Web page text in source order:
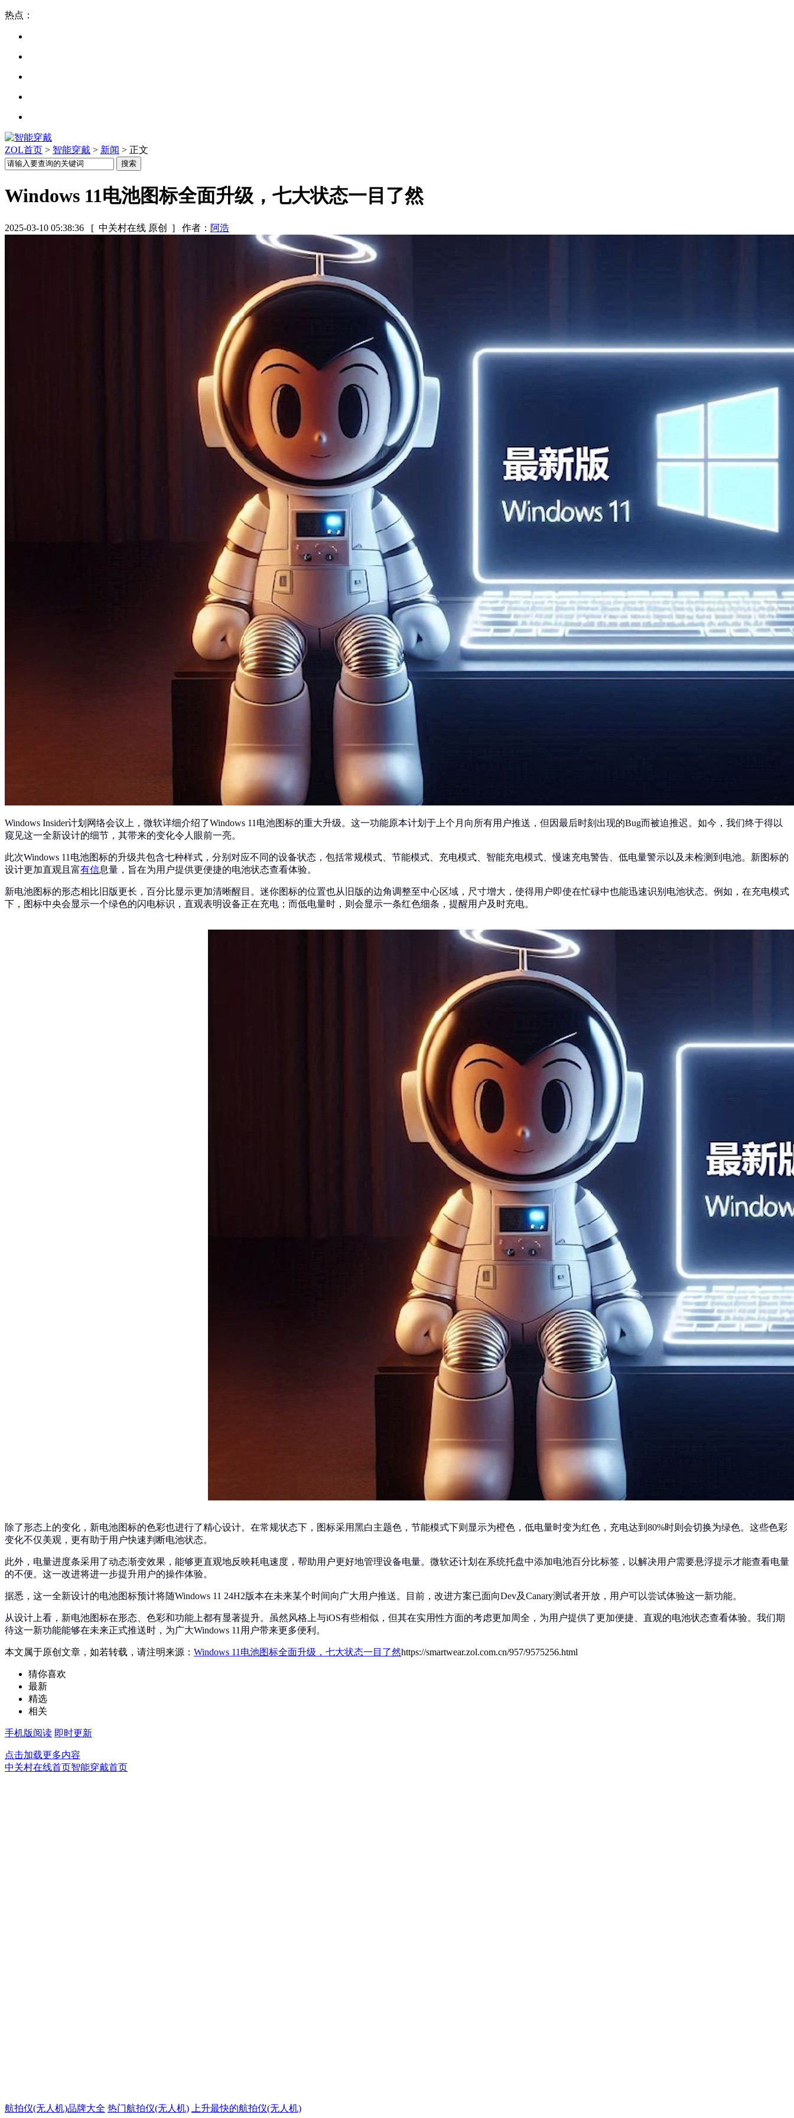
热点：
ZOL首页 > 智能穿戴 > 新闻 > 正文
Windows 11电池图标全面升级，七大状态一目了然
2025-03-10 05:38:36 [ 中关村在线 原创 ] 作者： 阿浩
Windows Insider计划网络会议上，微软详细介绍了Windows 11电池图标的重大升级。这一功能原本计划于上个月向所有用户推送，但因最后时刻出现的Bug而被迫推迟。如今，我们终于得以
窥见这一全新设计的细节，其带来的变化令人眼前一亮。
此次Windows 11电池图标的升级共包含七种样式，分别对应不同的设备状态，包括常规模式、节能模式、充电模式、智能充电模式、慢速充电警告、低电量警示以及未检测到电池。新图标的
设计更加直观且富有信息量，旨在为用户提供更便捷的电池状态查看体验。
新电池图标的形态相比旧版更长，百分比显示更加清晰醒目。迷你图标的位置也从旧版的边角调整至中心区域，尺寸增大，使得用户即使在忙碌中也能迅速识别电池状态。例如，在充电模式
下，图标中央会显示一个绿色的闪电标识，直观表明设备正在充电；而低电量时，则会显示一条红色细条，提醒用户及时充电。
除了形态上的变化，新电池图标的色彩也进行了精心设计。在常规状态下，图标采用黑白主题色，节能模式下则显示为橙色，低电量时变为红色，充电达到80%时则会切换为绿色。这些色彩
变化不仅美观，更有助于用户快速判断电池状态。
此外，电量进度条采用了动态渐变效果，能够更直观地反映耗电速度，帮助用户更好地管理设备电量。微软还计划在系统托盘中添加电池百分比标签，以解决用户需要悬浮提示才能查看电量
的不便。这一改进将进一步提升用户的操作体验。
据悉，这一全新设计的电池图标预计将随Windows 11 24H2版本在未来某个时间向广大用户推送。目前，改进方案已面向Dev及Canary测试者开放，用户可以尝试体验这一新功能。
从设计上看，新电池图标在形态、色彩和功能上都有显著提升。虽然风格上与iOS有些相似，但其在实用性方面的考虑更加周全，为用户提供了更加便捷、直观的电池状态查看体验。我们期
待这一新功能能够在未来正式推送时，为广大Windows 11用户带来更多便利。
本文属于原创文章，如若转载，请注明来源： Windows 11电池图标全面升级，七大状态一目了然https://smartwear.zol.com.cn/957/9575256.html
猜你喜欢
最新
精选
相关
手机版阅读 即时更新
点击加载更多内容
中关村在线首页智能穿戴首页
航拍仪(无人机)品牌大全 热门航拍仪(无人机) 上升最快的航拍仪(无人机)